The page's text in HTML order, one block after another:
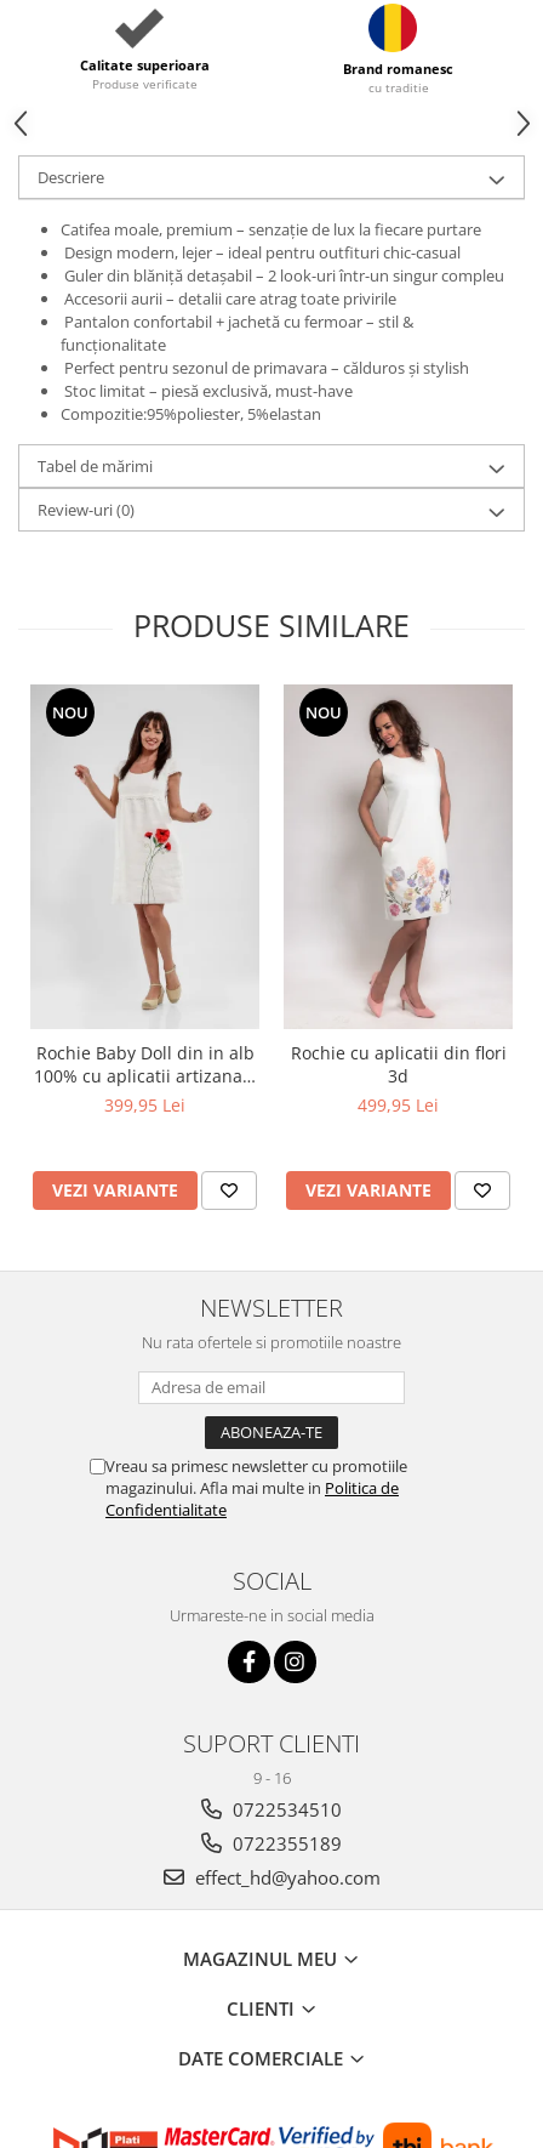
Calitate superioara
Produse verificate
Brand romanesc
cu traditie
Descriere
Catifea moale, premium – senzație de lux la fiecare purtare
Design modern, lejer – ideal pentru outfituri chic-casual
Guler din blăniță detașabil – 2 look-uri într-un singur compleu
Accesorii aurii – detalii care atrag toate privirile
Pantalon confortabil + jachetă cu fermoar – stil &
funcționalitate
Perfect pentru sezonul de primavara – călduros și stylish
Stoc limitat – piesă exclusivă, must-have
Compozitie:95%poliester, 5%elastan
Tabel de mărimi
Review-uri(0)
PRODUSE SIMILARE
NOU
Rochie Baby Doll din in alb
100% cu aplicatii artizanale
maci rosii
399,95 Lei
VEZI VARIANTE
NOU
Rochie cu aplicatii din flori
3d
499,95 Lei
VEZI VARIANTE
NEWSLETTER
Nu rata ofertele si promotiile noastre
Vreau sa primesc newsletter cu promotiile
magazinului. Afla mai multe in Politica de
Confidentialitate
SOCIAL
Urmareste-ne in social media
SUPORT CLIENTI
9 - 16
0722534510
0722355189
effect_hd@yahoo.com
MAGAZINUL MEU
CLIENTI
DATE COMERCIALE